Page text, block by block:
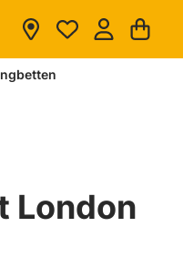
Du hast 0
London